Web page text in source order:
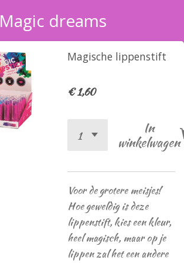
Magic dreams
Magische lippenstift
€ 1,60
In
winkelwagen
Voor de grotere meisjes!
Hoe geweldig is deze
lippenstift, kies een kleur,
heel magisch, maar op je
lippen zal het een andere